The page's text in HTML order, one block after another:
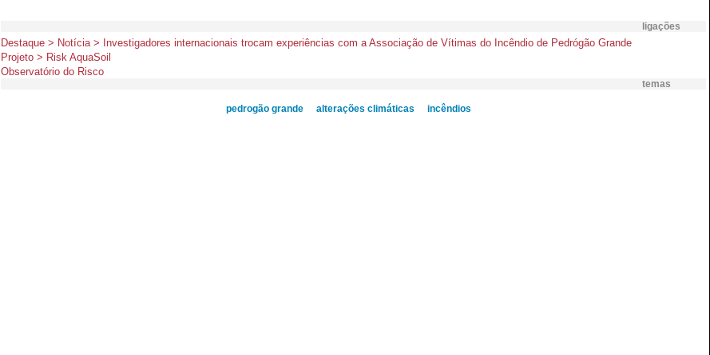
ligações
Destaque > Notícia > Investigadores internacionais trocam experiências com a Associação de Vítimas do Incêndio de Pedrógão Grande
Projeto > Risk AquaSoil
Observatório do Risco
temas
pedrogão grande alterações climáticas incêndios